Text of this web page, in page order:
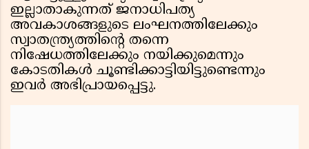
ഇല്ലാതാകുന്നത് ജനാധിപത്യ
അവകാശങ്ങളുടെ ലംഘനത്തിലേക്കും
സ്വാതന്ത്ര്യത്തിന്റെ തന്നെ
നിഷേധത്തിലേക്കും നയിക്കുമെന്നും
കോടതികള്‍ ചൂണ്ടിക്കാട്ടിയിട്ടുണ്ടെന്നും
ഇവര്‍ അഭിപ്രായപ്പെട്ടു.